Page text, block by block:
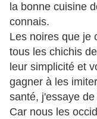
la bonne cuisine
connais.
Les noires que je
tous les chichis
leur simplicité et
gagner à les
santé, j'essaye
Car nous les